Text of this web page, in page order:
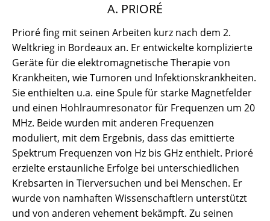
A. PRIORÉ
Prioré fing mit seinen Arbeiten kurz nach dem 2.
Weltkrieg in Bordeaux an. Er entwickelte komplizierte
Geräte für die elektromagnetische Therapie von
Krankheiten, wie Tumoren und Infektionskrankheiten.
Sie enthielten u.a. eine Spule für starke Magnetfelder
und einen Hohlraumresonator für Frequenzen um 20
MHz. Beide wurden mit anderen Frequenzen
moduliert, mit dem Ergebnis, dass das emittierte
Spektrum Frequenzen von Hz bis GHz enthielt. Prioré
erzielte erstaunliche Erfolge bei unterschiedlichen
Krebsarten in Tierversuchen und bei Menschen. Er
wurde von namhaften Wissenschaftlern unterstützt
und von anderen vehement bekämpft. Zu seinen